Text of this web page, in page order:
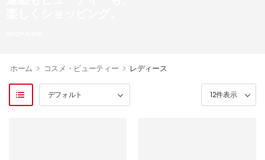
ホーム > コスメ・ビューティー > レディース